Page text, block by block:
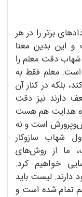
برتر را در هر
این بدین معنا
شهاب دقت معلم را
است. معلم فقط به
بلکه در کنار آن
دارند نیز دقت
هدایت هم هست
است و نه
شهاب سازوکار
ما از روش‌های
خواهیم کرد.
دارند. لیست باید
تمام شده است و